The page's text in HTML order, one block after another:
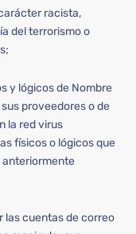
racista,
del terrorismo o
y lógicos de Nombre
proveedores o de
la red virus
físicos o lógicos que
anteriormente
las cuentas de correo